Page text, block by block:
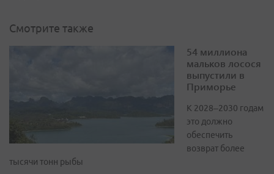
Смотрите также
54 миллиона
мальков лосося
выпустили в
Приморье
К 2028–2030 годам
это должно
обеспечить
возврат более
тысячи тонн рыбы